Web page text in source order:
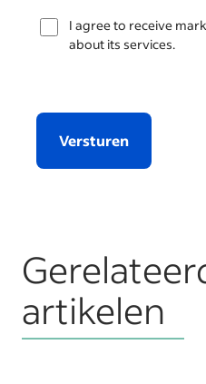
I agree to receive
about its services.
Versturen
artikelen